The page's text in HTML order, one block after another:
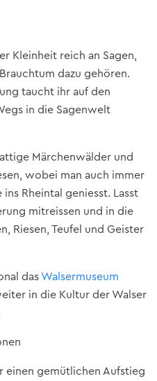
Kleinheit reich an Sagen,
dazu gehören.
taucht ihr auf den
in die Sagenwelt
Märchenwälder und
wobei man auch immer
Rheintal geniesst. Lasst
mitreissen und in die
Riesen, Teufel und Geister
dasWalsermuseum
in die Kultur der Walser
einen gemütlichen Aufstieg